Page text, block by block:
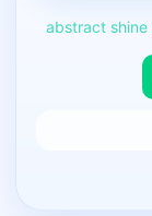
abstract shine